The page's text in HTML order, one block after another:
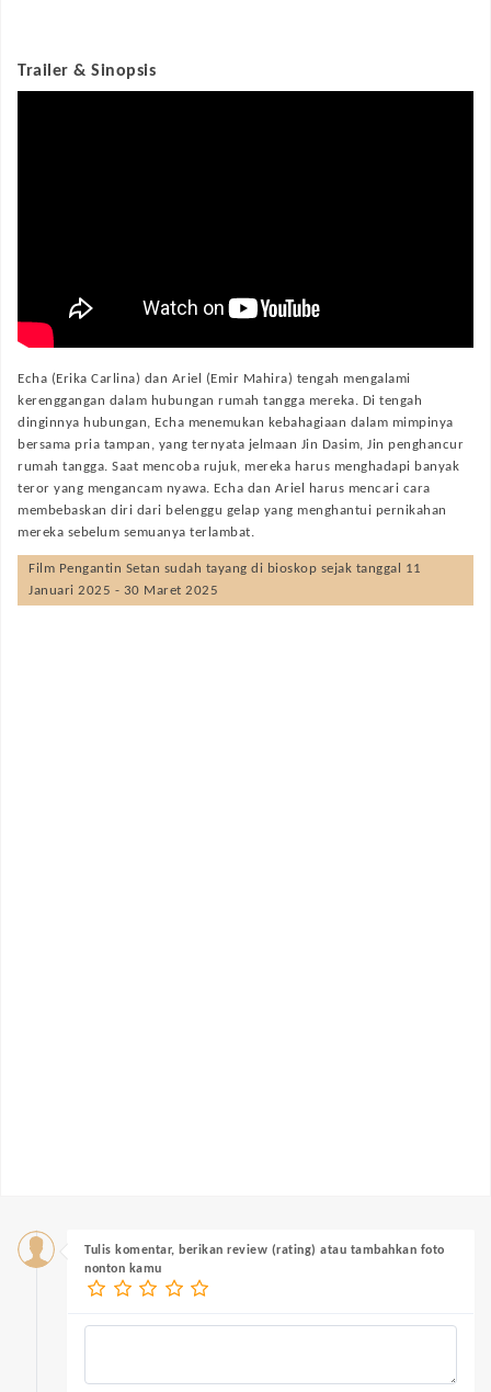
Trailer & Sinopsis
Echa (Erika Carlina) dan Ariel (Emir Mahira) tengah mengalami
kerenggangan dalam hubungan rumah tangga mereka. Di tengah
dinginnya hubungan, Echa menemukan kebahagiaan dalam mimpinya
bersama pria tampan, yang ternyata jelmaan Jin Dasim, Jin penghancur
rumah tangga. Saat mencoba rujuk, mereka harus menghadapi banyak
teror yang mengancam nyawa. Echa dan Ariel harus mencari cara
membebaskan diri dari belenggu gelap yang menghantui pernikahan
mereka sebelum semuanya terlambat.
Film Pengantin Setan sudah tayang di bioskop sejak tanggal 11
Januari 2025 - 30 Maret 2025
Tulis komentar, berikan review (rating) atau tambahkan foto
nonton kamu